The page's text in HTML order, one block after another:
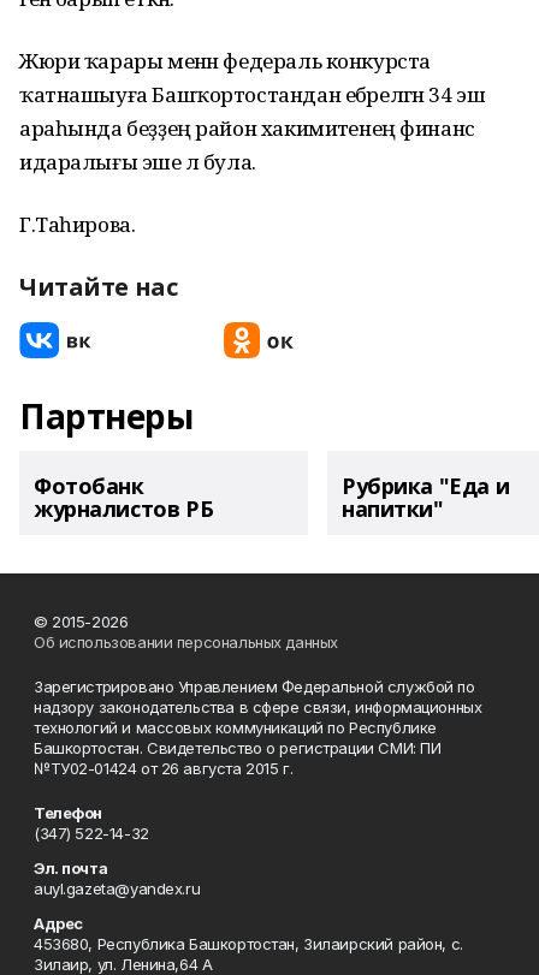
Жюри ҡарары менән федераль конкурста
ҡатнашыуға Башҡортостандан ебәрелгән 34 эш
араһында беҙҙең район хакимиәтенең финанс
идаралығы эше лә була.
Г.Таһирова.
Читайте нас
Партнеры
Фотобанк
журналистов РБ
Рубрика "Еда и
напитки"
© 2015-2026
Об использовании персональных данных
Зарегистрировано Управлением Федеральной службой по
надзору законодательства в сфере связи, информационных
технологий и массовых коммуникаций по Республике
Башкортостан. Свидетельство о регистрации СМИ: ПИ
№ТУ02-01424 от 26 августа 2015 г.
Телефон
(347) 522-14-32
Эл. почта
auyl.gazeta@yandex.ru
Адрес
453680, Республика Башкортостан, Зилаирский район, с.
Зилаир, ул. Ленина,64 А